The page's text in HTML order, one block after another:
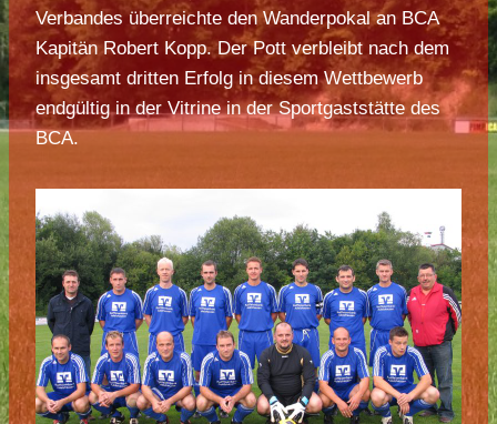
Verbandes überreichte den Wanderpokal an BCA
Kapitän Robert Kopp. Der Pott verbleibt nach dem
insgesamt dritten Erfolg in diesem Wettbewerb
endgültig in der Vitrine in der Sportgaststätte des
BCA.